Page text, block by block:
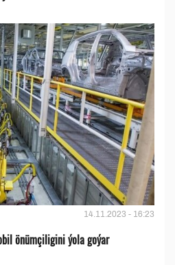
14.11.2023 - 16:23
önümçiligini ýola goýar